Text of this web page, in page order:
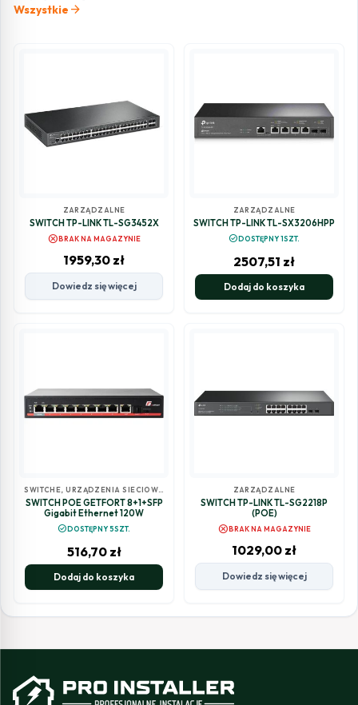
Wszystkie arrow_forward
ZARZĄDZALNE
SWITCH TP-LINK TL-SG3452X
cancelBRAK NA MAGAZYNIE
1959,30 zł
Dowiedz się więcej
ZARZĄDZALNE
SWITCH TP-LINK TL-SX3206HPP
check_circleDOSTĘPNY 1SZT.
2507,51 zł
Dodaj do koszyka
SWITCHE ,URZĄDZENIA SIECIOWE
DO MONITORINGU
SWITCH POE GETFORT 8+1+SFP
Gigabit Ethernet 120W
check_circleDOSTĘPNY 5SZT.
516,70 zł
Dodaj do koszyka
ZARZĄDZALNE
SWITCH TP-LINK TL-SG2218P
(POE)
cancelBRAK NA MAGAZYNIE
1029,00 zł
Dowiedz się więcej